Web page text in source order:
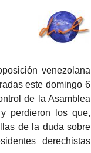
venezolana
este domingo 6
de la Asamblea
perdieron los que,
de la duda sobre
derechistas